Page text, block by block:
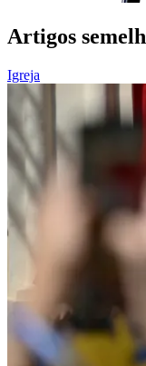
Artigos
Igreja